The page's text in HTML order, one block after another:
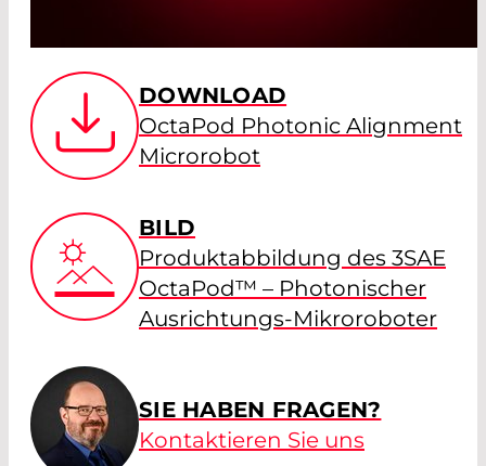
DOWNLOAD
OctaPod Photonic Alignment
Microrobot
BILD
Produktabbildung des 3SAE
OctaPod™ – Photonischer
Ausrichtungs-Mikroroboter
SIE HABEN FRAGEN?
Kontaktieren Sie uns